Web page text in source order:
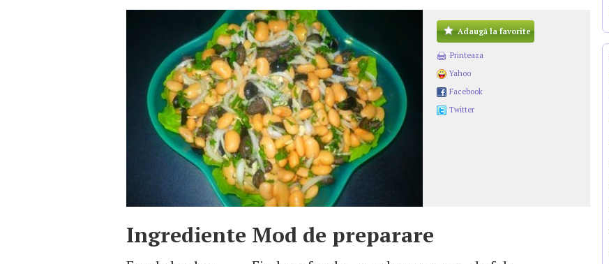
Adaugă la favorite
Printeaza
Yahoo
Facebook
Twitter
Ingrediente Mod de preparare